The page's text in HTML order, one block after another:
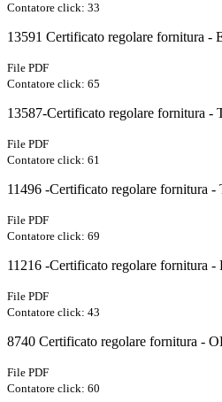
Contatore click: 33
13591 Certificato regolare fornitura
File PDF
Contatore click: 65
13587-Certificato regolare fornitura -
File PDF
Contatore click: 61
11496 -Certificato regolare fornitura
File PDF
Contatore click: 69
11216 -Certificato regolare fornitura
File PDF
Contatore click: 43
8740 Certificato regolare fornitura -
File PDF
Contatore click: 60